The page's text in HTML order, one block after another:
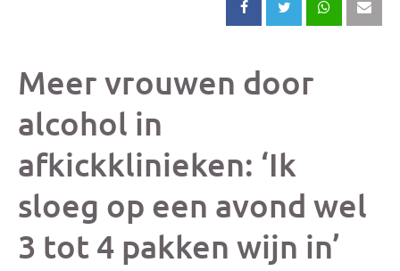
Deel
op
Facebook
Deel
op
X
Deel
Meer vrouwen door
alcohol in
afkickklinieken: ‘Ik
sloeg op een avond wel
3 tot 4 pakken wijn in’